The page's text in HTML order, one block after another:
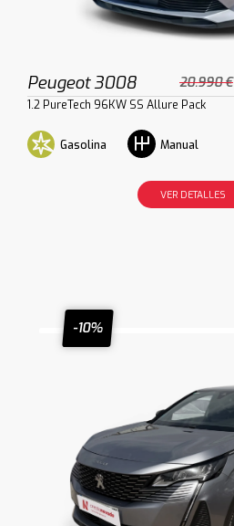
Peugeot 3008 20.990 €
1.2 PureTech 96KW SS Allure Pack
Gasolina Manual
VER DETALLES
-10%